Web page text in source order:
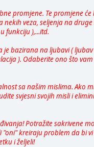
promjene. Te promjene
veza, seljenja na
funkciju ),...itd.
bazirana na ljubavi (
). Odaberite ono što
sa našim mislima. Ako
svjesni svojih misli i
Potražite sakrivene
kreiraju problem da bi
i željeli!